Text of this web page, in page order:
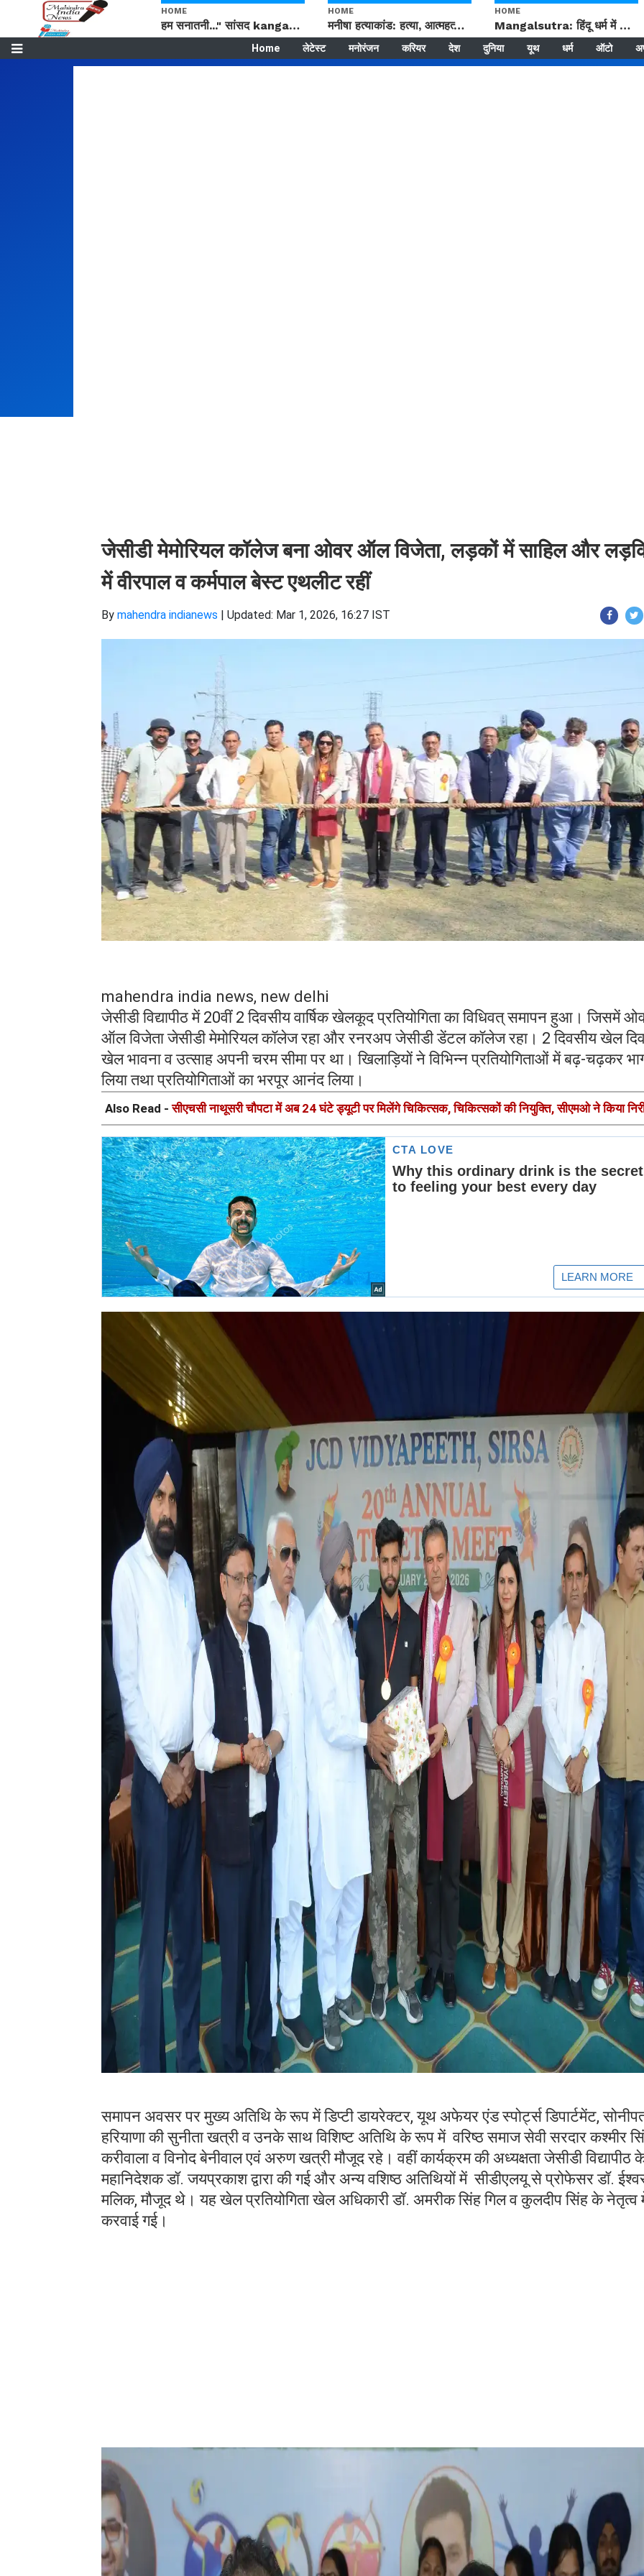
HOME
हम सनातनी..." सांसद kangana Ranaut से क्या बोली लड़की? Viral Jantar-Mantar | CJP protest
HOME
मनीषा हत्याकांड: हत्या, आत्महत्या या कोई बड़ा राज? | Full Story | Josh Haryana
HOME
Mangalsutra: हिंदू धर्म में शादी के बाद मंगलसूत्र क्यों पहनती है महिलाएं, किसने शुरु की ये परंपरा
Home लेटेस्ट मनोरंजन करियर देश दुनिया यूथ धर्म ऑटो
जेसीडी मेमोरियल कॉलेज बना ओवर ऑल विजेता, लड़कों में साहिल और
में वीरपाल व कर्मपाल बेस्ट एथलीट रहीं
By mahendra indianews | Updated: Mar 1, 2026, 16:27 IST
mahendra india news, new delhi
जेसीडी विद्यापीठ में 20वीं 2 दिवसीय वार्षिक खेलकूद प्रतियोगिता का विधिवत् समापन हुआ। जिसमें
ऑल विजेता जेसीडी मेमोरियल कॉलेज रहा और रनरअप जेसीडी डेंटल कॉलेज रहा। 2 दिवसीय खेल
खेल भावना व उत्साह अपनी चरम सीमा पर था। खिलाड़ियों ने विभिन्न प्रतियोगिताओं में बढ़-चढ़कर
लिया तथा प्रतियोगिताओं का भरपूर आनंद लिया।
Also Read -सीएचसी नाथूसरी चौपटा में अब 24 घंटे ड्यूटी पर मिलेंगे चिकित्सक, चिकित्सकों की नियुक्ति, सीएमओ ने किया
समापन अवसर पर मुख्य अतिथि के रूप में डिप्टी डायरेक्टर, यूथ अफेयर एंड स्पोर्ट्स डिपार्टमेंट,
हरियाणा की सुनीता खत्री व उनके साथ विशिष्ट अतिथि के रूप में वरिष्ठ समाज सेवी सरदार कश्मीर
करीवाला व विनोद बेनीवाल एवं अरुण खत्री मौजूद रहे। वहीं कार्यक्रम की अध्यक्षता जेसीडी विद्यापीठ
महानिदेशक डॉ. जयप्रकाश द्वारा की गई और अन्य वशिष्ठ अतिथियों में सीडीएलयू से प्रोफेसर डॉ.
मलिक, मौजूद थे। यह खेल प्रतियोगिता खेल अधिकारी डॉ. अमरीक सिंह गिल व कुलदीप सिंह के नेतृत्व
करवाई गई।